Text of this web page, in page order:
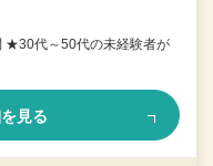
★30代～50代の未経験者が
見る